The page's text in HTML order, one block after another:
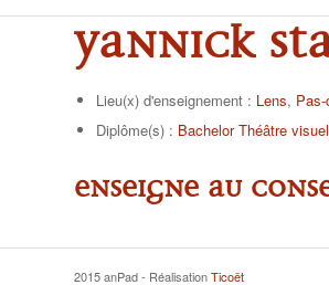
Yannick
Lieu(x) d'enseignement : Lens,
Diplôme(s) : Bachelor Théâtre
Enseigne au
2015 anPad - RéalisationTicoët